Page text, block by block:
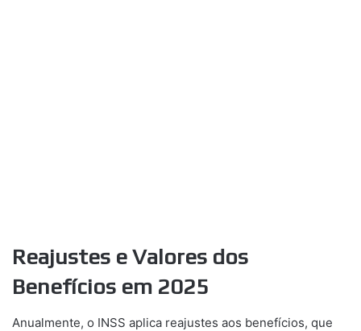
Reajustes e Valores dos
Benefícios em 2025
Anualmente, o INSS aplica reajustes aos benefícios, que